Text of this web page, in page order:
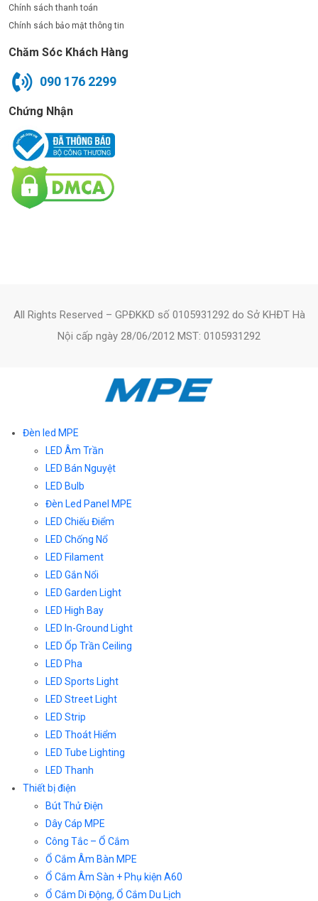
Chính sách thanh toán
Chính sách bảo mật thông tin
Chăm Sóc Khách Hàng
090 176 2299
Chứng Nhận
All Rights Reserved – GPĐKKD số 0105931292 do Sở KHĐT Hà
Nội cấp ngày 28/06/2012 MST: 0105931292
Đèn led MPE
LED Âm Trần
LED Bán Nguyệt
LED Bulb
Đèn Led Panel MPE
LED Chiếu Điểm
LED Chống Nổ
LED Filament
LED Gắn Nổi
LED Garden Light
LED High Bay
LED In-Ground Light
LED Ốp Trần Ceiling
LED Pha
LED Sports Light
LED Street Light
LED Strip
LED Thoát Hiểm
LED Tube Lighting
LED Thanh
Thiết bị điện
Bút Thử Điện
Dây Cáp MPE
Công Tắc – Ổ Cắm
Ổ Cắm Âm Bàn MPE
Ổ Cắm Âm Sàn + Phụ kiện A60
Ổ Cắm Di Động, Ổ Cắm Du Lịch